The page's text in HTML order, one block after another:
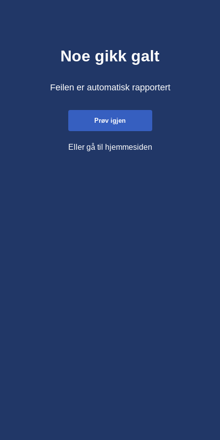
Noe gikk galt
Feilen er automatisk rapportert
Prøv igjen
Eller gå til hjemmesiden